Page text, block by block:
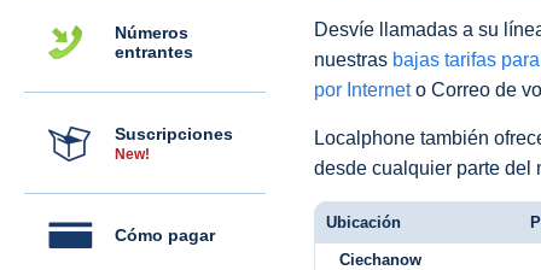
Números
entrantes
Suscripciones
New!
Cómo pagar
Desvíe llamadas a su
nuestras bajas tarifas
por Interneto Correo de
Localphone también
desde cualquier parte del
Ubicación
Ciechanow